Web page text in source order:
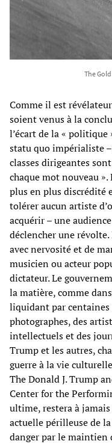
The
Comme il est
soient venus à la
l’écart de la «
statu quo impérialiste
classes dirigeantes
chaque mot nouveau
plus en plus discrédité
tolérer aucun artiste
acquérir – une
déclencher une
avec nervosité et de
musicien ou acteur
dictateur. Le
la matière, comme
liquidant par centaines
photographes, des
intellectuels et des
Trump et les autres,
guerre à la vie
The Donald J. Trump
Center for the
ultime, restera à
actuelle périlleuse de
danger par le maintien